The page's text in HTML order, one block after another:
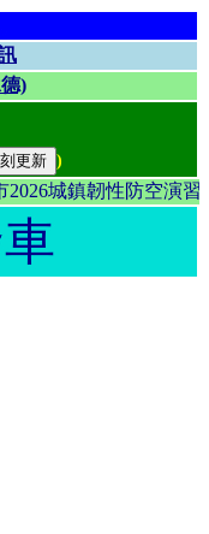
)
)
2026城鎮韌性防空